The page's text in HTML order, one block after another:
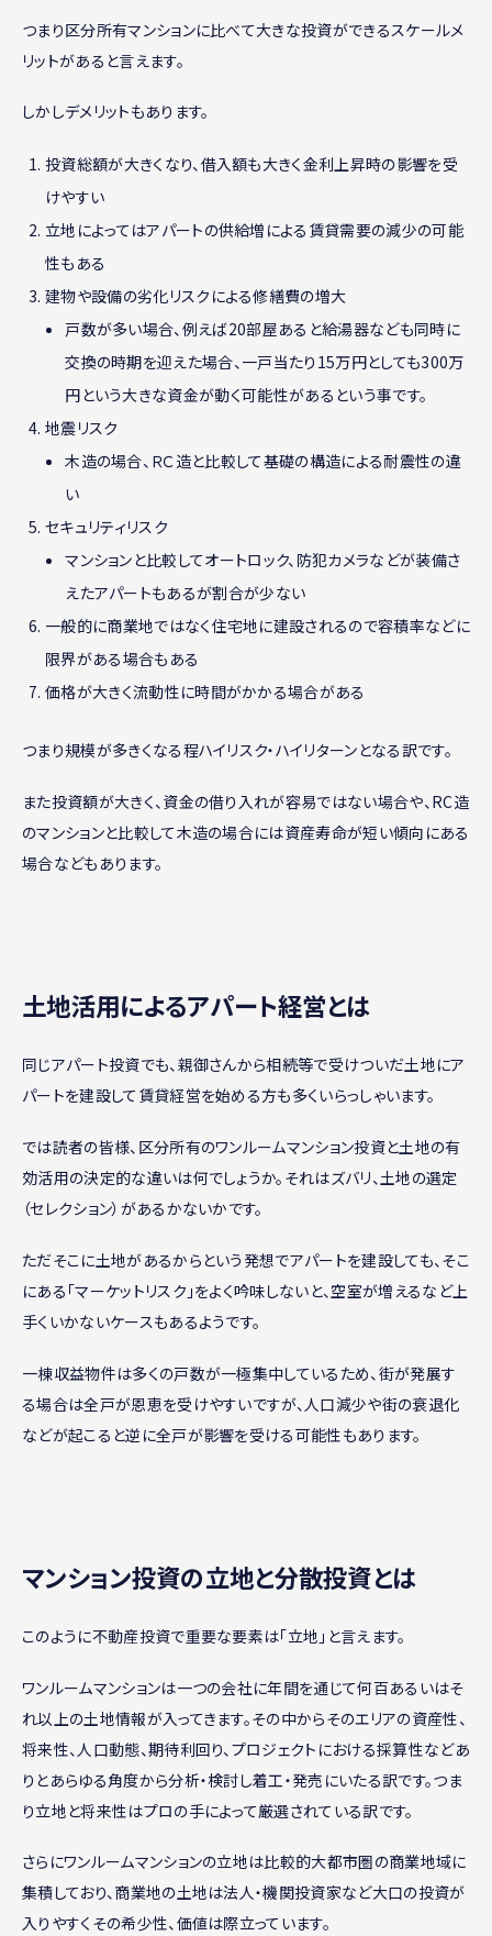
つまり区分所有マンションに比べて大きな投資ができるスケールメ
リットがあると言えます。
しかしデメリットもあります。
投資総額が大きくなり、借入額も大きく金利上昇時の影響を受
けやすい
立地によってはアパートの供給増による賃貸需要の減少の可能
性もある
建物や設備の劣化リスクによる修繕費の増大
戸数が多い場合、例えば20部屋あると給湯器なども同時に
交換の時期を迎えた場合、一戸当たり15万円としても300万
円という大きな資金が動く可能性があるという事です。
地震リスク
木造の場合、ＲＣ造と比較して基礎の構造による耐震性の違
い
セキュリティリスク
マンションと比較してオートロック、防犯カメラなどが装備さ
えたアパートもあるが割合が少ない
一般的に商業地ではなく住宅地に建設されるので容積率などに
限界がある場合もある
価格が大きく流動性に時間がかかる場合がある
つまり規模が多きくなる程ハイリスク・ハイリターンとなる訳です。
また投資額が大きく、資金の借り入れが容易ではない場合や、RC造
のマンションと比較して木造の場合には資産寿命が短い傾向にある
場合などもあります。
土地活用によるアパート経営とは
同じアパート投資でも、親御さんから相続等で受けついだ土地にア
パートを建設して賃貸経営を始める方も多くいらっしゃいます。
では読者の皆様、区分所有のワンルームマンション投資と土地の有
効活用の決定的な違いは何でしょうか。それはズバリ、土地の選定
（セレクション）があるかないかです。
ただそこに土地があるからという発想でアパートを建設しても、そこ
にある「マーケットリスク」をよく吟味しないと、空室が増えるなど上
手くいかないケースもあるようです。
一棟収益物件は多くの戸数が一極集中しているため、街が発展す
る場合は全戸が恩恵を受けやすいですが、人口減少や街の衰退化
などが起こると逆に全戸が影響を受ける可能性もあります。
マンション投資の立地と分散投資とは
このように不動産投資で重要な要素は「立地」と言えます。
ワンルームマンションは一つの会社に年間を通じて何百あるいはそ
れ以上の土地情報が入ってきます。その中からそのエリアの資産性、
将来性、人口動態、期待利回り、プロジェクトにおける採算性などあ
りとあらゆる角度から分析・検討し着工・発売にいたる訳です。つま
り立地と将来性はプロの手によって厳選されている訳です。
さらにワンルームマンションの立地は比較的大都市圏の商業地域に
集積しており、商業地の土地は法人・機関投資家など大口の投資が
入りやすくその希少性、価値は際立っています。